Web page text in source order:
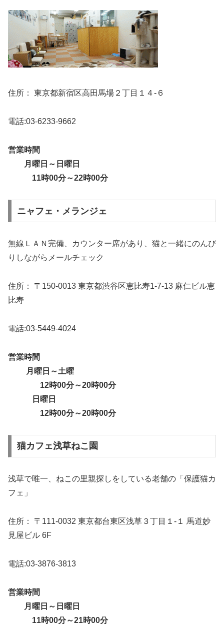
住所： 東京都新宿区高田馬場２丁目１４-６
電話:03-6233-9662
営業時間
月曜日～日曜日
11時00分～22時00分
ニャフェ・メランジェ
無線ＬＡＮ完備、カウンター席があり、猫と一緒にのんび
りしながらメールチェック
住所： 〒150-0013 東京都渋谷区恵比寿1-7-13 麻仁ビル恵
比寿
電話:03-5449-4024
営業時間
月曜日～土曜
12時00分～20時00分
日曜日
12時00分～20時00分
猫カフェ浅草ねこ園
浅草で唯一、ねこの里親探しをしている老舗の「保護猫カ
フェ」
住所： 〒111-0032 東京都台東区浅草３丁目１-１ 馬道妙
見屋ビル 6F
電話:03-3876-3813
営業時間
月曜日～日曜日
11時00分～21時00分